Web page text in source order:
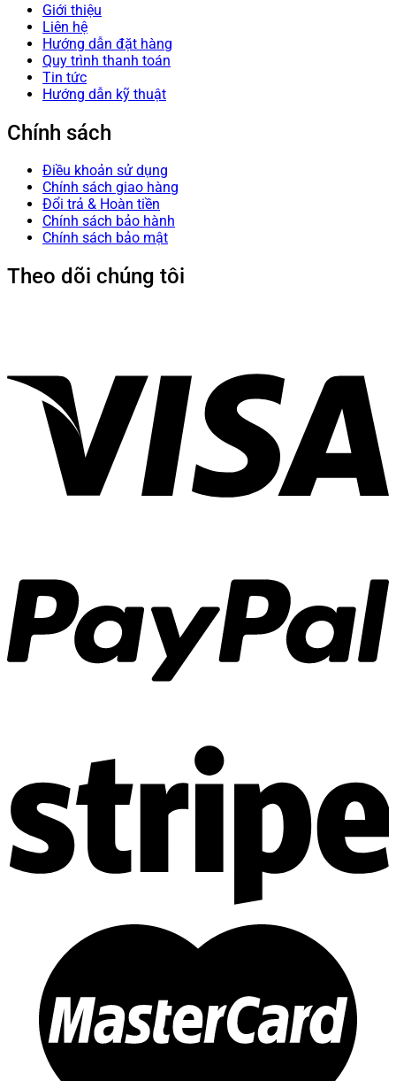
Giới thiệu
Liên hệ
Hướng dẫn đặt hàng
Quy trình thanh toán
Tin tức
Hướng dẫn kỹ thuật
Chính sách
Điều khoản sử dụng
Chính sách giao hàng
Đổi trả & Hoàn tiền
Chính sách bảo hành
Chính sách bảo mật
Theo dõi chúng tôi